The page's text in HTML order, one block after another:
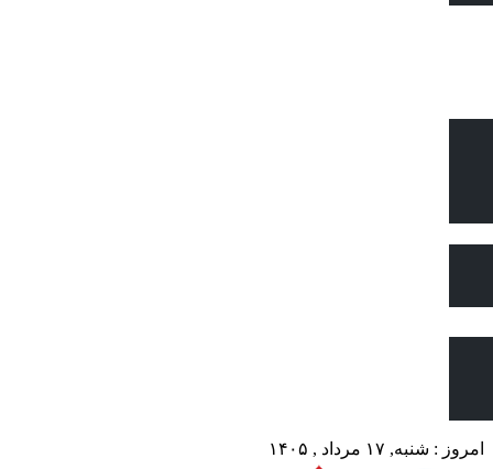
امروز : شنبه, ۱۷ مرداد , ۱۴۰۵